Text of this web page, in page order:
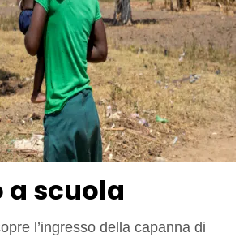
a scuola
l’ingresso della capanna di